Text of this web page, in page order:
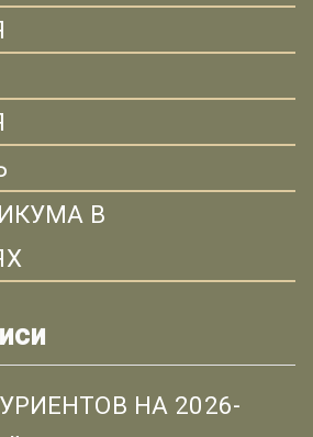
В
НА 2026-